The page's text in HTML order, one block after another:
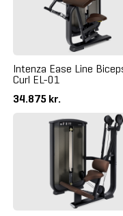
Intenza Ease Line
Curl EL-01
34.875 kr.